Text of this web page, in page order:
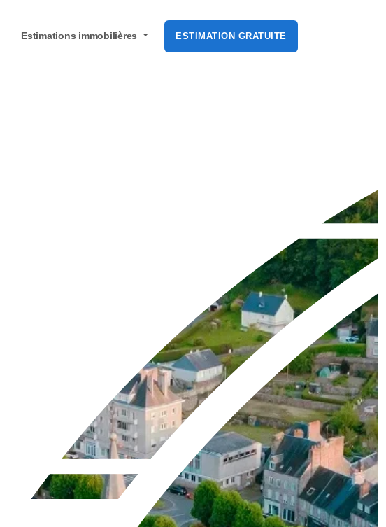
Estimations immobilières ESTIMATION GRATUITE